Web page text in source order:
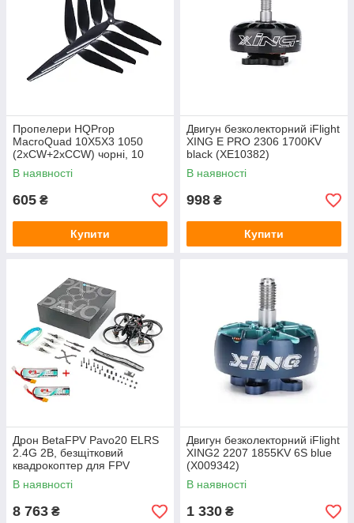
Пропелери HQProp
MacroQuad 10X5X3 1050
(2xCW+2xCCW) чорні, 10
дюймів, армований нейлон
для дронів
В наявності
605 ₴
Купити
Двигун безколекторний iFlight
XING E PRO 2306 1700KV
black (XE10382)
В наявності
998 ₴
Купити
Дрон BetaFPV Pavo20 ELRS
2.4G 2B, безщітковий
квадрокоптер для FPV
польотів, 54.51 г, підтримка
DJI O3, 3S 450mAh.
В наявності
8 763 ₴
Двигун безколекторний iFlight
XING2 2207 1855KV 6S blue
(X009342)
В наявності
1 330 ₴